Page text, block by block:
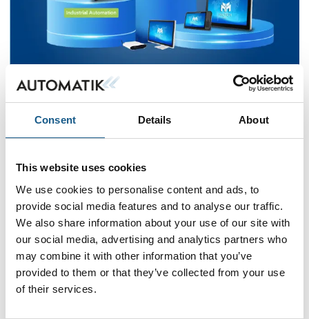
Consent Details About
This website uses cookies
We use cookies to personalise content and ads, to
provide social media features and to analyse our traffic.
We also share information about your use of our site with
our social media, advertising and analytics partners who
may combine it with other information that you’ve
provided to them or that they’ve collected from your use
of their services.
S-Connect vil være på plads i Brøndby til AUTOMATIK 2026.
besøgende også kunne møde S-Connect blandt udstillerne.
S-Connect tilbyde en fleksibel Build-to-Order-service til alle
indlejrede computersystemer, og herunder altså også
diverse industri-PC'er.
Hertil kommer repræsentationen for I/O og Gateways i
styringsopsætningen med videre, og herunder UPS-
løsninger med mere fra en række fabrikanter, herunder
Mactron Groups, Lantronix, Moxa, Sintronix og ZPE med
flere.